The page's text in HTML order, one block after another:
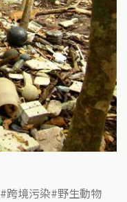
跨境污染 野生動物